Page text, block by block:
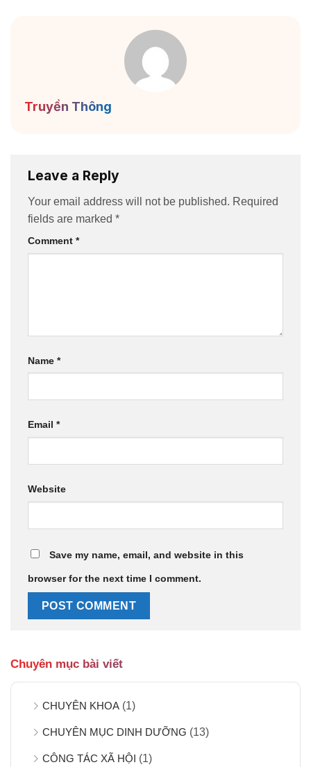
Truyền Thông
Leave a Reply
Your email address will not be published. Required
fields are marked *
Comment *
Name *
Email *
Website
Save my name, email, and website in this
browser for the next time I comment.
Chuyên mục bài viết
CHUYÊN KHOA (1)
CHUYÊN MỤC DINH DƯỠNG (13)
CÔNG TÁC XÃ HỘI (1)